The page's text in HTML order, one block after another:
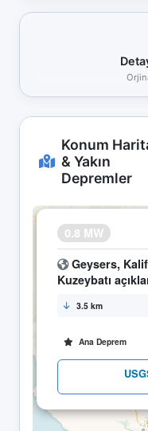
Konum
& Yakın
Depremler
0.8 MW
Geysers,
Kuzeybatı
3.5 km
Ana Deprem